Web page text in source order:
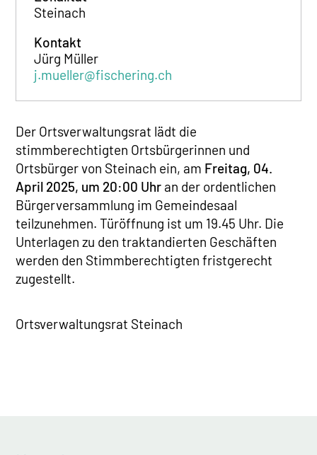
Steinach
Kontakt
Jürg Müller
j.mueller@fischering.ch
Der Ortsverwaltungsrat lädt die
stimmberechtigten Ortsbürgerinnen und
Ortsbürger von Steinach ein, am Freitag, 04.
April 2025, um 20:00 Uhr an der ordentlichen
Bürgerversammlung im Gemeindesaal
teilzunehmen. Türöffnung ist um 19.45 Uhr. Die
Unterlagen zu den traktandierten Geschäften
werden den Stimmberechtigten fristgerecht
zugestellt.
Ortsverwaltungsrat Steinach